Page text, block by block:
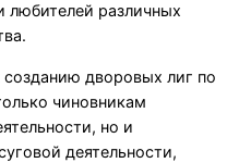
любителей различных
дворовых лиг по
чиновникам
но и
деятельности,